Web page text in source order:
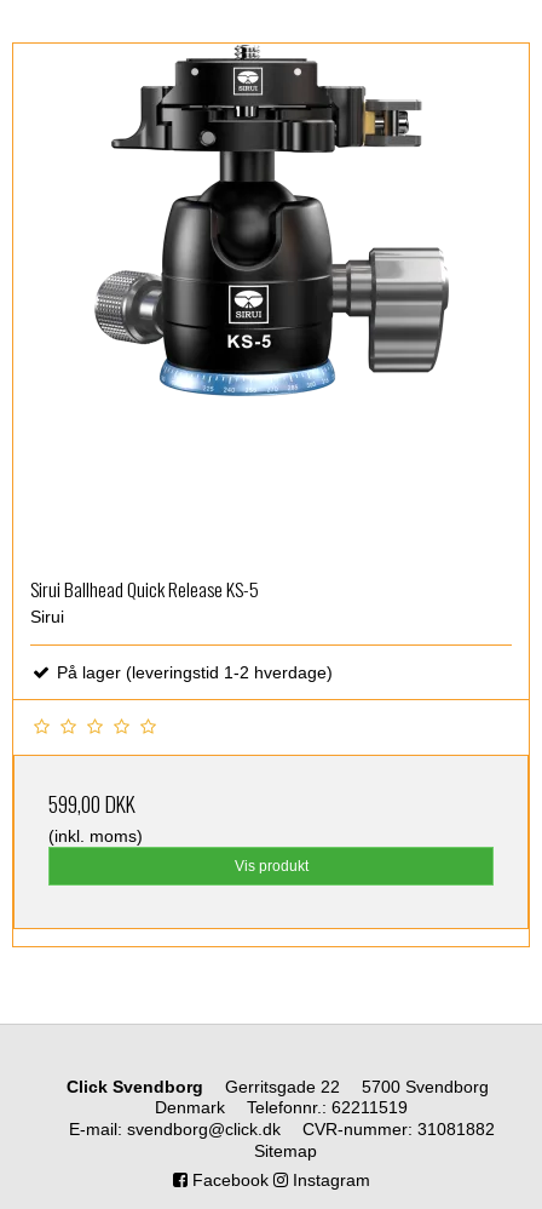
Sirui Ballhead Quick Release KS-5
Sirui
På lager (leveringstid 1-2 hverdage)
599,00 DKK
(inkl. moms)
Vis produkt
Click Svendborg Gerritsgade 22
5700 Svendborg
Denmark
Telefonnr.: 62211519
E-mail: svendborg@click.dk CVR-nummer: 31081882
Sitemap
Facebook
Instagram